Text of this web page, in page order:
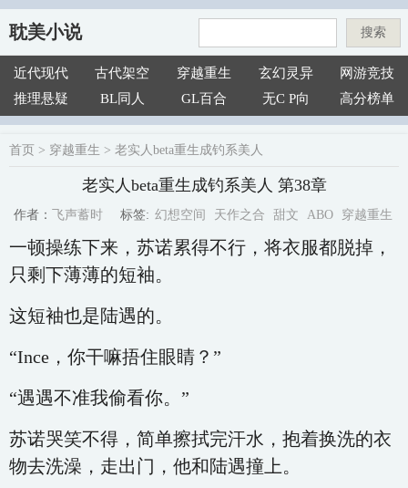
耽美小说 搜索
近代现代 古代架空 穿越重生 玄幻灵异
网游竞技
推理悬疑
BL同人 GL百合 无C P向 高分榜单
首页 > 穿越重生 > 老实人beta重生成钓系美人
老实人beta重生成钓系美人 第38章
作者： 飞声蓄时 标签: 幻想空间 天作之合 甜文 ABO 穿越重生
一顿操练下来，苏诺累得不行，将衣服都脱掉，
只剩下薄薄的短袖。
这短袖也是陆遇的。
“Ince，你干嘛捂住眼睛？”
“遇遇不准我偷看你。”
苏诺哭笑不得，简单擦拭完汗水，抱着换洗的衣
物去洗澡，走出门，他和陆遇撞上。